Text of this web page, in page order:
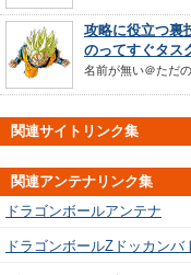
攻略に役立つ裏
のってすぐタス
名前が無い＠ただ
関連サイトリンク集
関連アンテナリンク集
ドラゴンボールアンテナ
ドラゴンボールZドッカンバ